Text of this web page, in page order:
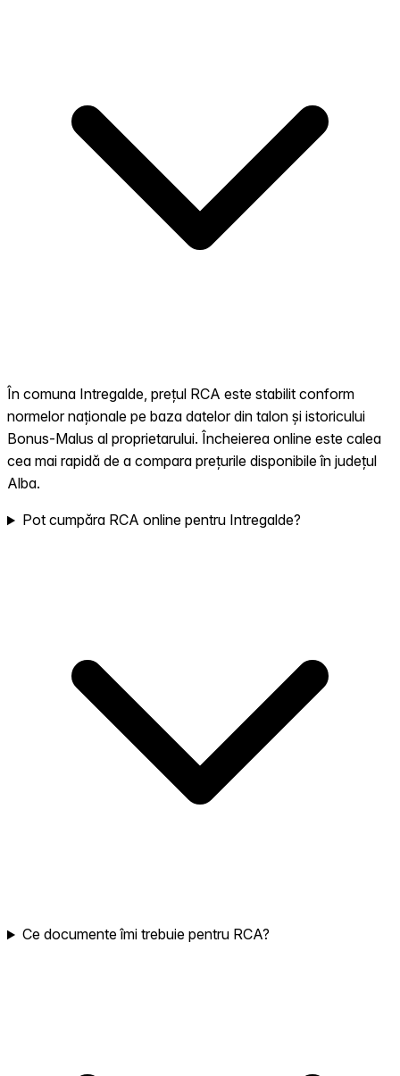
În comuna Intregalde, prețul RCA este stabilit conform
normelor naționale pe baza datelor din talon și istoricului
Bonus-Malus al proprietarului. Încheierea online este calea
cea mai rapidă de a compara prețurile disponibile în județul
Alba.
Pot cumpăra RCA online pentru Intregalde?
Ce documente îmi trebuie pentru RCA?